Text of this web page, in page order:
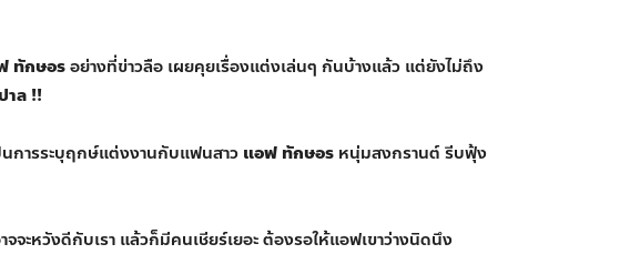
ทักษอรอย่างที่ข่าวลือ เผยคุยเรื่องแต่งเล่นๆ กันบ้างแล้ว แต่ยังไม่ถึง
าล !!
การระบุฤกษ์แต่งงานกับแฟนสาว แอฟ ทักษอร หนุ่มสงกรานต์ รีบฟุ้ง
จะหวังดีกับเรา แล้วก็มีคนเชียร์เยอะ ต้องรอให้แอฟเขาว่างนิดนึง